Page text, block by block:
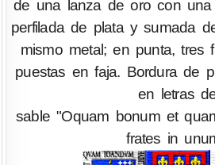
de una lanza de oro con una
perfilada de plata y sumada
mismo metal; en punta, tres
puestas en faja. Bordura de
en letras
sable "Oquam bonum et
frates in